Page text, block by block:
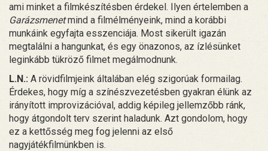
ami minket a filmkészítésben érdekel. Ilyen értelemben a
Garázsmenetmind a filmélményeink, mind a korábbi
munkáink egyfajta esszenciája. Most sikerült igazán
megtalálni a hangunkat, és egy önazonos, az ízlésünket
leginkább tükröző filmet megálmodnunk.
L.N.: A rövidfilmjeink általában elég szigorúak formailag.
Érdekes, hogy míg a színészvezetésben gyakran élünk az
irányított improvizációval, addig képileg jellemzőbb ránk,
hogy átgondolt terv szerint haladunk. Azt gondolom, hogy
ez a kettősség meg fog jelenni az első
nagyjátékfilmünkben is.